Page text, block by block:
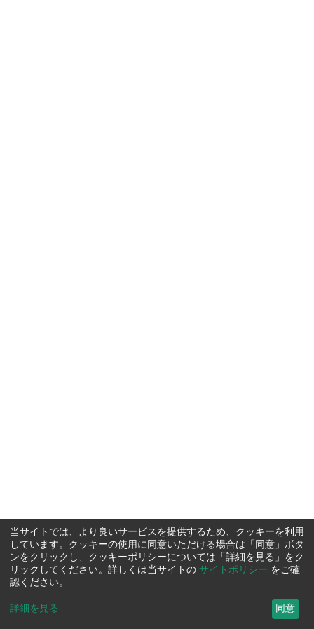
当サイトでは、より良いサービスを提供するため、クッキーを利用
しています。クッキーの使用に同意いただける場合は「同意」ボタ
ンをクリックし、クッキーポリシーについては「詳細を見る」をク
リックしてください。詳しくは当サイトの サイトポリシー をご確
認ください。
詳細を見る ... 同意